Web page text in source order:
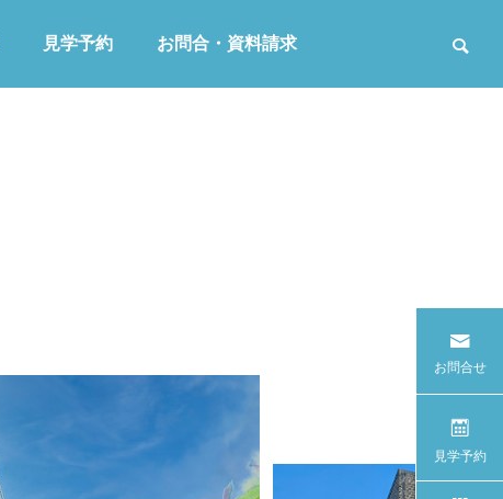
見学予約 お問合・資料請求
お問合せ
見学予約